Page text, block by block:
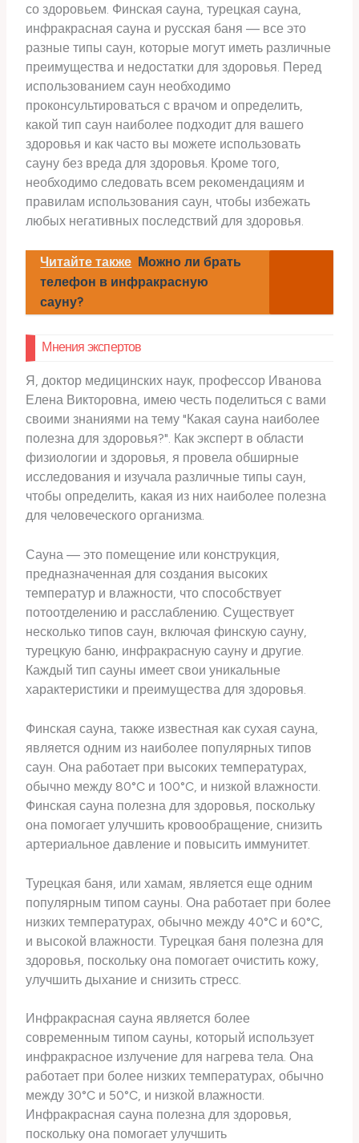
со здоровьем. Финская сауна, турецкая сауна,
инфракрасная сауна и русская баня — все это
разные типы саун, которые могут иметь различные
преимущества и недостатки для здоровья. Перед
использованием саун необходимо
проконсультироваться с врачом и определить,
какой тип саун наиболее подходит для вашего
здоровья и как часто вы можете использовать
сауну без вреда для здоровья. Кроме того,
необходимо следовать всем рекомендациям и
правилам использования саун, чтобы избежать
любых негативных последствий для здоровья.
Читайте также Можно ли брать
телефон в инфракрасную
сауну?
Мнения экспертов
Я, доктор медицинских наук, профессор Иванова
Елена Викторовна, имею честь поделиться с вами
своими знаниями на тему "Какая сауна наиболее
полезна для здоровья?". Как эксперт в области
физиологии и здоровья, я провела обширные
исследования и изучала различные типы саун,
чтобы определить, какая из них наиболее полезна
для человеческого организма.
Сауна — это помещение или конструкция,
предназначенная для создания высоких
температур и влажности, что способствует
потоотделению и расслаблению. Существует
несколько типов саун, включая финскую сауну,
турецкую баню, инфракрасную сауну и другие.
Каждый тип сауны имеет свои уникальные
характеристики и преимущества для здоровья.
Финская сауна, также известная как сухая сауна,
является одним из наиболее популярных типов
саун. Она работает при высоких температурах,
обычно между 80°C и 100°C, и низкой влажности.
Финская сауна полезна для здоровья, поскольку
она помогает улучшить кровообращение, снизить
артериальное давление и повысить иммунитет.
Турецкая баня, или хамам, является еще одним
популярным типом сауны. Она работает при более
низких температурах, обычно между 40°C и 60°C,
и высокой влажности. Турецкая баня полезна для
здоровья, поскольку она помогает очистить кожу,
улучшить дыхание и снизить стресс.
Инфракрасная сауна является более
современным типом сауны, который использует
инфракрасное излучение для нагрева тела. Она
работает при более низких температурах, обычно
между 30°C и 50°C, и низкой влажности.
Инфракрасная сауна полезна для здоровья,
поскольку она помогает улучшить